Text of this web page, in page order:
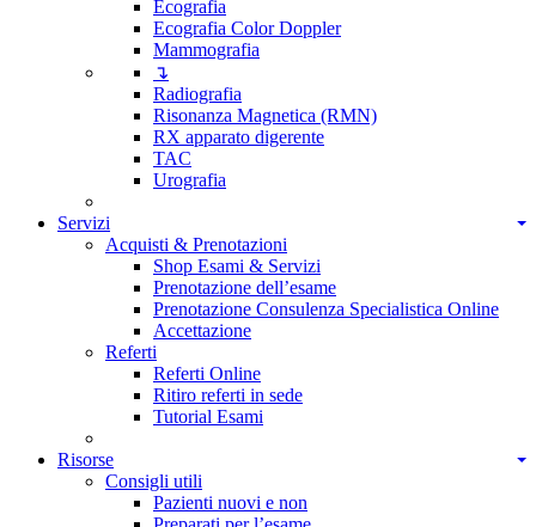
Ecografia
Ecografia Color Doppler
Mammografia
↴
Radiografia
Risonanza Magnetica (RMN)
RX apparato digerente
TAC
Urografia
Servizi
Acquisti & Prenotazioni
Shop Esami & Servizi
Prenotazione dell’esame
Prenotazione Consulenza Specialistica Online
Accettazione
Referti
Referti Online
Ritiro referti in sede
Tutorial Esami
Risorse
Consigli utili
Pazienti nuovi e non